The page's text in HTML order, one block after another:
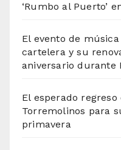
‘Rumbo al Puerto’
El evento de
cartelera y su
aniversario durante
El esperado
Torremolinos para
primavera